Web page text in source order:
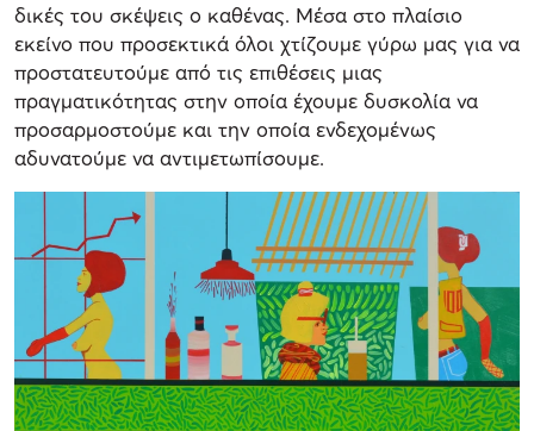
δικές του σκέψεις ο καθένας. Μέσα στο πλαίσιο
εκείνο που προσεκτικά όλοι χτίζουμε γύρω μας για να
προστατευτούμε από τις επιθέσεις μιας
πραγματικότητας στην οποία έχουμε δυσκολία να
προσαρμοστούμε και την οποία ενδεχομένως
αδυνατούμε να αντιμετωπίσουμε.